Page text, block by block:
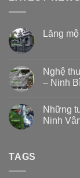
Lăng
Nghệ
– Ninh
Những
Ninh
TAGS